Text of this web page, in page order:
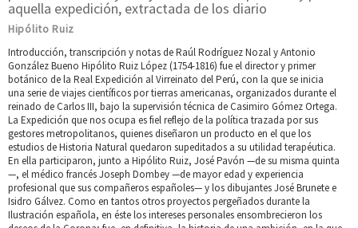
aquella expedición, extractada de los diario
Hipólito Ruiz
Introducción, transcripción y notas de Raúl Rodríguez Nozal y Antonio
González Bueno Hipólito Ruiz López (1754-1816) fue el director y primer
botánico de la Real Expedición al Virreinato del Perú, con la que se inicia
una serie de viajes científicos por tierras americanas, organizados durante el
reinado de Carlos III, bajo la supervisión técnica de Casimiro Gómez Ortega.
La Expedición que nos ocupa es fiel reflejo de la política trazada por sus
gestores metropolitanos, quienes diseñaron un producto en el que los
estudios de Historia Natural quedaron supeditados a su utilidad terapéutica.
En ella participaron, junto a Hipólito Ruiz, José Pavón —de su misma quinta
—, el médico francés Joseph Dombey —de mayor edad y experiencia
profesional que sus compañeros españoles— y los dibujantes José Brunete e
Isidro Gálvez. Como en tantos otros proyectos pergeñados durante la
Ilustración española, en éste los intereses personales ensombrecieron los